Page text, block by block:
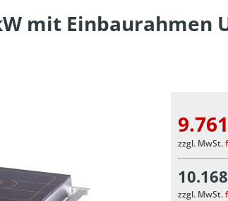
mit Einbaurahmen
zzgl. MwSt.
zzgl. MwSt.